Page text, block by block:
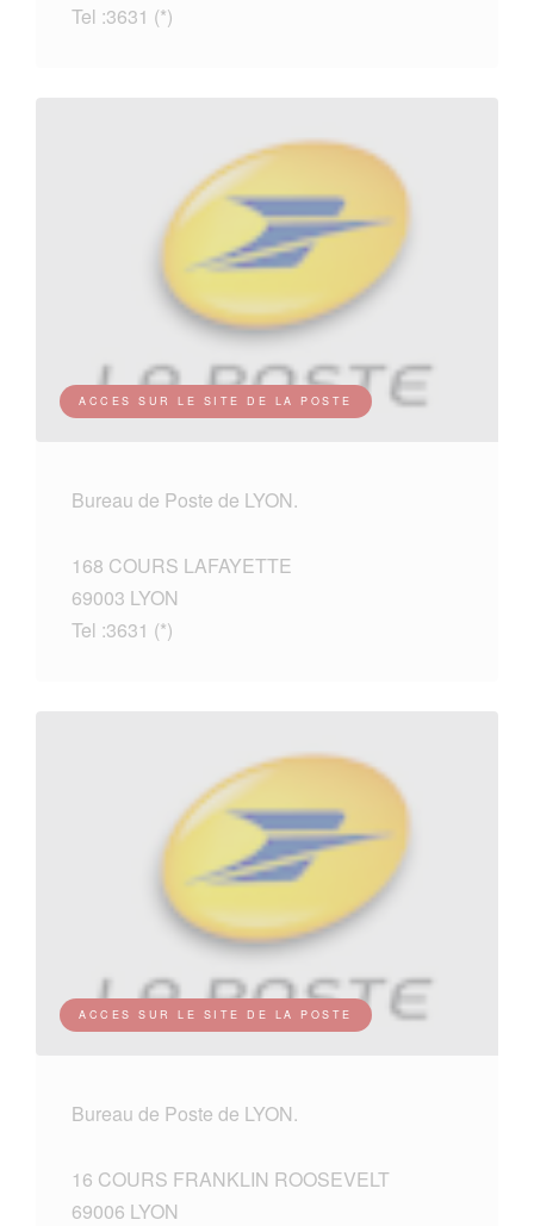
Tel :3631 (*)
ACCES SUR LE SITE DE LA POSTE
Bureau de Poste de LYON.
168 COURS LAFAYETTE
69003 LYON
Tel :3631 (*)
ACCES SUR LE SITE DE LA POSTE
Bureau de Poste de LYON.
16 COURS FRANKLIN ROOSEVELT
69006 LYON